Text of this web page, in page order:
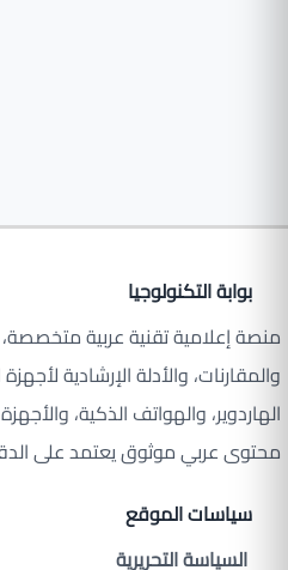
بوابة التكنولوجيا
منصة إعلامية تقنية عربية متخصصة،
والمقارنات، والأدلة الإرشادية
الهاردوير، والهواتف الذكية،
محتوى عربي موثوق يعتمد على
سياسات الموقع
السياسة التحريرية